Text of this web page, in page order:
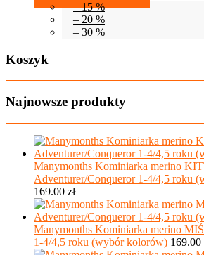
– 15 %
– 20 %
– 30 %
Koszyk
Najnowsze produkty
Manymonths Kominiarka merino
Adventurer/Conqueror 1-4/4,5 roku
169.00 zł
Manymonths Kominiarka merino
1-4/4,5 roku (wybór kolorów) 169.00